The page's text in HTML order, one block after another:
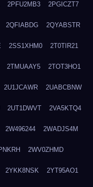
2PFU2MB3 2PGICZT7
2QFIABDG 2QYABSTR
2SS1XHM0 2T0TIR21
2TMUAAY5 2TOT3HO1
2U1JCAWR 2UABCBNW
2UT1DWVT 2VA5KTQ4
2W496244 2WADJS4M
2WV0ZHMD
2YKK8NSK 2YT95AO1